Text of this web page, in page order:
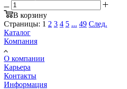
В корзину
Страницы: 1 2 3 4 5 ... 49 След.
Каталог
Компания
О компании
Карьера
Контакты
Информация